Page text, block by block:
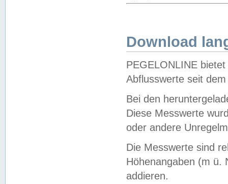
Download
PEGELONLINE
Abflusswerte seit
Bei den
Diese Messwerte
oder andere
Die Messwerte sind
Höhenangaben (m ü.
addieren.